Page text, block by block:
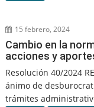
15 febrero, 2024
Cambio en la
acciones y
Resolución 40/2024
ánimo de
trámites